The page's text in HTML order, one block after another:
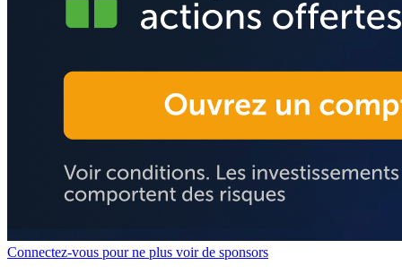
Connectez-vous pour ne plus voir de sponsors